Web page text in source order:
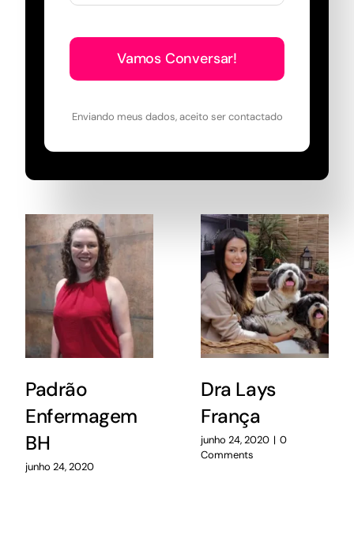
Vamos Conversar!
Enviando meus dados, aceito ser contactado
Padrão
Enfermagem
BH
junho 24, 2020
Dra Lays
França
junho 24, 2020 | 0
Comments